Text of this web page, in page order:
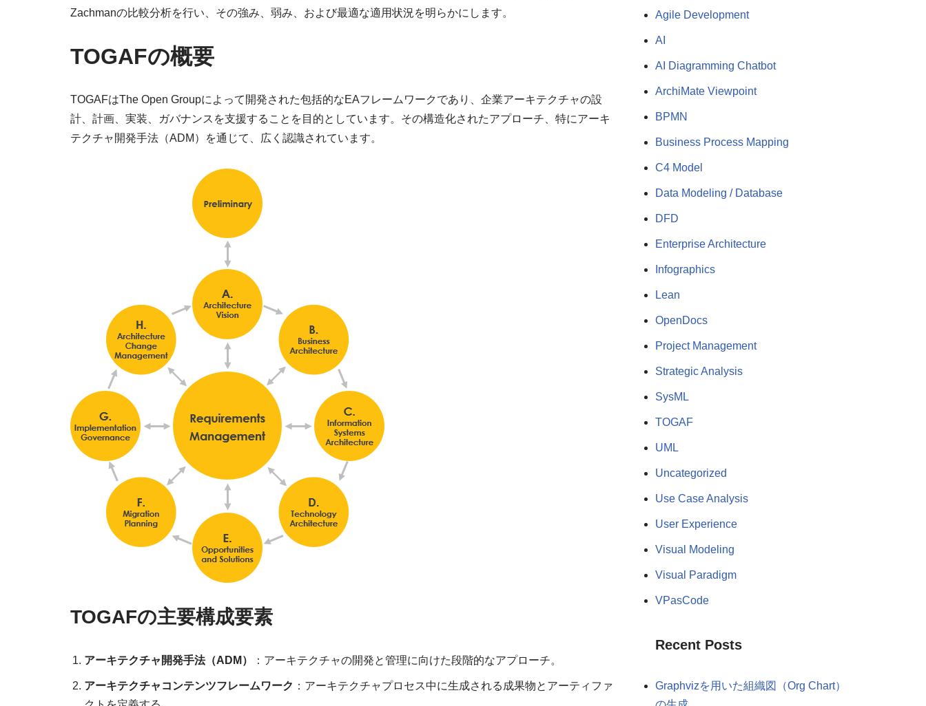
Zachmanの比較分析を行い、その強み、弱み、および最適な適用状況を明らかにします。
TOGAFの概要
TOGAFはThe Open Groupによって開発された包括的なEAフレームワークであり、企業アーキテクチャの設
計、計画、実装、ガバナンスを支援することを目的としています。その構造化されたアプローチ、特にアーキ
テクチャ開発手法（ADM）を通じて、広く認識されています。
TOGAFの主要構成要素
アーキテクチャ開発手法（ADM） ：アーキテクチャの開発と管理に向けた段階的なアプローチ。
アーキテクチャコンテンツフレームワーク ：アーキテクチャプロセス中に生成される成果物とアーティファ
Agile Development
AI
AI Diagramming Chatbot
ArchiMate Viewpoint
BPMN
Business Process Mapping
C4 Model
Data Modeling / Database
DFD
Enterprise Architecture
Infographics
Lean
OpenDocs
Project Management
Strategic Analysis
SysML
TOGAF
UML
Uncategorized
Use Case Analysis
User Experience
Visual Modeling
Visual Paradigm
VPasCode
Recent Posts
Graphvizを用いた組織図（Org Chart）